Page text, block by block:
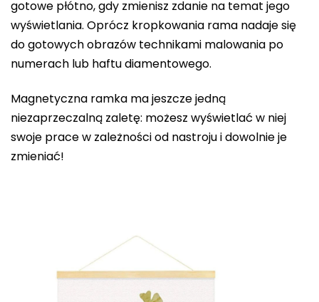
gotowe płótno, gdy zmienisz zdanie na temat jego
wyświetlania. Oprócz kropkowania rama nadaje się
do gotowych obrazów technikami malowania po
numerach lub haftu diamentowego.
Magnetyczna ramka ma jeszcze jedną
niezaprzeczalną zaletę: możesz wyświetlać w niej
swoje prace w zależności od nastroju i dowolnie je
zmieniać!